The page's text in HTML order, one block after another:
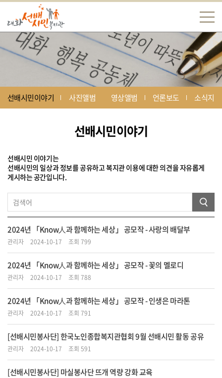
선배시민이야기 사진앨범 영상앨범 언론보도 소식지
선배시민이야기
선배시민 이야기는
선배시민의 일상과 정보를 공유하고 복지관 이용에 대한 의견을 자유롭게
게시하는 공간입니다.
2024년 「Know人과 함께하는 세상」 공모작 - 사랑의 배달부
관리자 2024-10-17 조회 799
2024년 「Know人과 함께하는 세상」 공모작 - 꽃의 멜로디
관리자 2024-10-17 조회 788
2024년 「Know人과 함께하는 세상」 공모작 - 인생은 마라톤
관리자 2024-10-17 조회 791
[선배시민봉사단] 한국노인종합복지관협회 9월 선배시민 활동 공유
관리자 2024-10-17 조회 591
[선배시민봉사단] 마실봉사단 뜨개 역량 강화 교육